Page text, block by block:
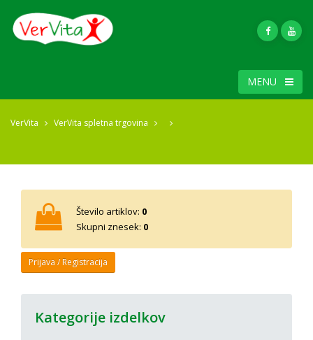
MENU
VerVita VerVita spletna trgovina
Število artiklov: 0
Skupni znesek: 0
Prijava / Registracija
Kategorije izdelkov